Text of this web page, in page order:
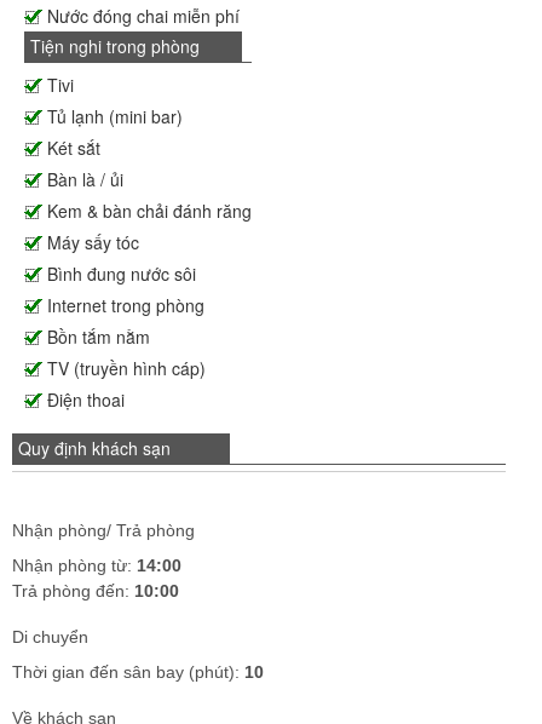
Nước đóng chai miễn phí
Tiện nghi trong phòng
Tivi
Tủ lạnh (mini bar)
Két sắt
Bàn là / ủi
Kem & bàn chải đánh răng
Máy sấy tóc
Bình đung nước sôi
Internet trong phòng
Bồn tắm nằm
TV (truyền hình cáp)
Điện thoai
Quy định khách sạn
Nhận phòng/ Trả phòng
Nhận phòng từ: 14:00
Trả phòng đến: 10:00
Di chuyển
Thời gian đến sân bay (phút): 10
Về khách sạn